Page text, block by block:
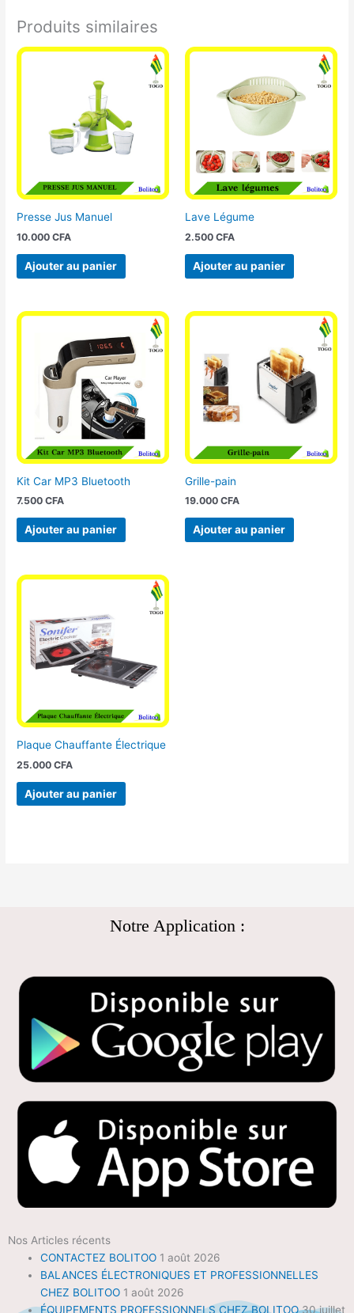
Produits similaires
Presse Jus Manuel
10.000CFA
Ajouter au panier
Lave Légume
2.500 CFA
Ajouter au panier
Kit Car MP3 Bluetooth
7.500CFA
Ajouter au panier
Grille-pain
19.000 CFA
Ajouter au panier
Plaque Chauffante Électrique
25.000CFA
Ajouter au panier
Notre Application :
Nos Articles récents
CONTACTEZ BOLITOO 1 août 2026
BALANCES ÉLECTRONIQUES ET PROFESSIONNELLES
CHEZ BOLITOO 1 août 2026
ÉQUIPEMENTS PROFESSIONNELS CHEZ BOLITOO 30 juillet